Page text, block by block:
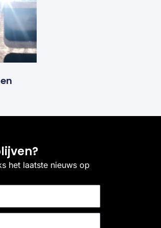
het laatste nieuws op